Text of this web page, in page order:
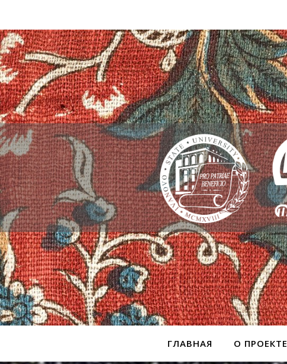
ГЛАВНАЯ О ПРОЕКТЕ